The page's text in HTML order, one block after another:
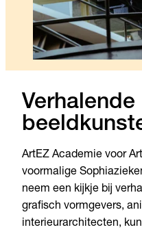
Verhalende
ArtEZ Academie voor
voormalige
neem een kijkje bij
grafisch vormgevers,
interieurarchitecten,